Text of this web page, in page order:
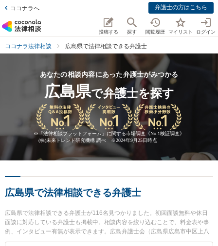
ココナラへ 弁護士の方はこちら
投稿する 探す 閲覧履歴 マイリスト ログイン
ココナラ法律相談 広島県で法律相談できる弁護士
あなたの相談内容にあった弁護士がみつかる
広島県で弁護士を探す
※「法律相談プラットフォーム」に関する市場調査《No.1検証調査》
(株)未来トレンド研究機構 調べ ※2024年9月25日時点
広島県で法律相談できる弁護士
広島県で法律相談できる弁護士が116名見つかりました。初回面談無料や休日
面談に対応している弁護士も掲載中。相談内容を絞り込むことで、料金表や事
例、インタビュー有無が表示できます。広島弁護士会（広島県広島市中区上八
丁掘２丁目）は、広島県の全ての弁護士が所属する、広島県内唯一の弁護士会